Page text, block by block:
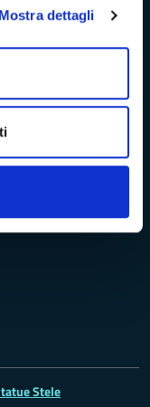
Mostra dettagli
Stele